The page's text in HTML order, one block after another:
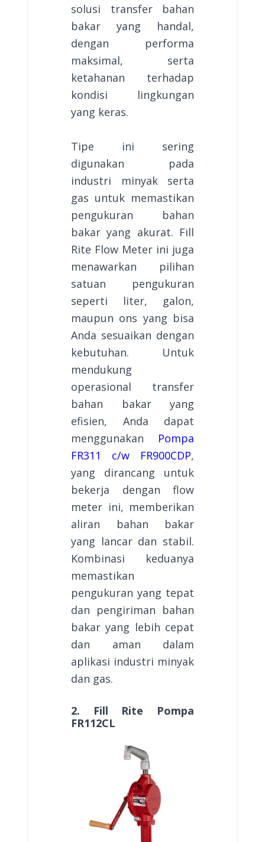
solusi transfer bahan
bakar yang handal,
dengan performa
maksimal, serta
ketahanan terhadap
kondisi lingkungan
yang keras.
Tipe ini sering
digunakan pada
industri minyak serta
gas untuk memastikan
pengukuran bahan
bakar yang akurat. Fill
Rite Flow Meter ini juga
menawarkan pilihan
satuan pengukuran
seperti liter, galon,
maupun ons yang bisa
Anda sesuaikan dengan
kebutuhan. Untuk
mendukung
operasional transfer
bahan bakar yang
efisien, Anda dapat
menggunakan Pompa
FR311 c/w FR900CDP,
yang dirancang untuk
bekerja dengan flow
meter ini, memberikan
aliran bahan bakar
yang lancar dan stabil.
Kombinasi keduanya
memastikan
pengukuran yang tepat
dan pengiriman bahan
bakar yang lebih cepat
dan aman dalam
aplikasi industri minyak
dan gas.
2. Fill Rite Pompa
FR112CL